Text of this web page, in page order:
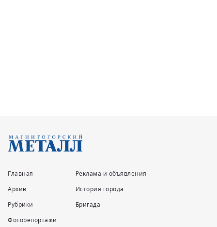
Главная
Архив
Рубрики
Фоторепортажи
Реклама и объявления
История города
Бригада